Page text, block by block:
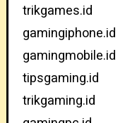
trikgames.id
gamingiphone.id
gamingmobile.id
tipsgaming.id
trikgaming.id